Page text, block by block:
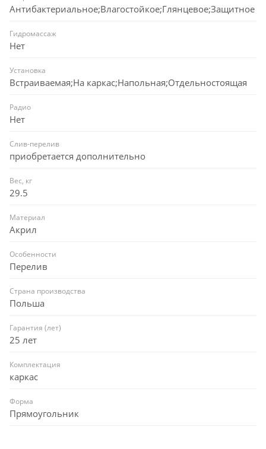
Антибактериальное;Влагостойкое;Глянцевое;Защитное
Гидромассаж
Нет
Установка
Встраиваемая;На каркас;Напольная;Отдельностоящая
Радио
Нет
Слив-перелив
приобретается дополнительно
Вес, кг
29.5
Материал
Акрил
Особенности
Перелив
Страна производства
Польша
Гарантия (лет)
25 лет
Комплектация
каркас
Форма
Прямоугольник